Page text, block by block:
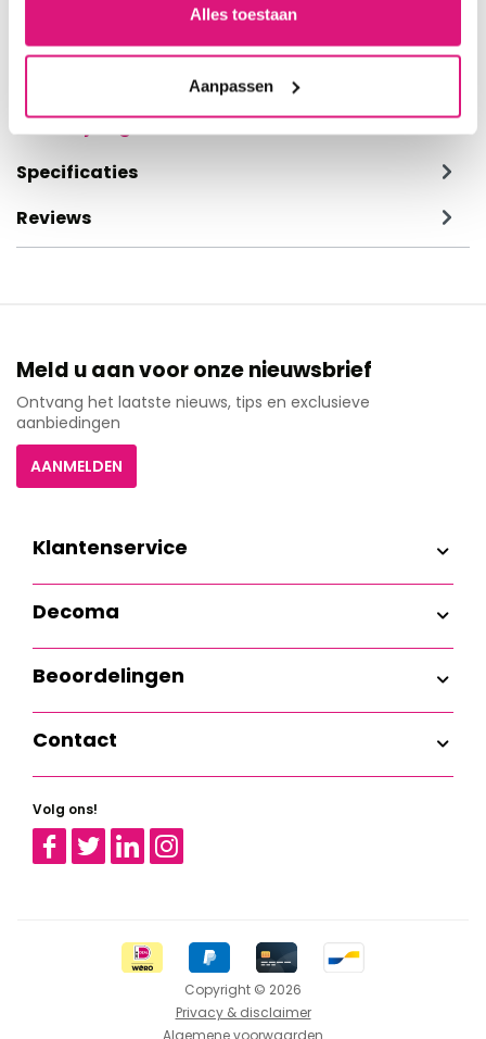
Alles toestaan
Aanpassen
Beschrijving
Specificaties
Reviews
Meld u aan voor onze nieuwsbrief
Ontvang het laatste nieuws, tips en exclusieve
aanbiedingen
AANMELDEN
Klantenservice
Decoma
Beoordelingen
Contact
Volg ons!
Facebook
TwitterLinkedinInstagram
Copyright © 2026
Privacy & disclaimer
Algemene voorwaarden